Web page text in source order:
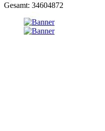
Gesamt: 34604872